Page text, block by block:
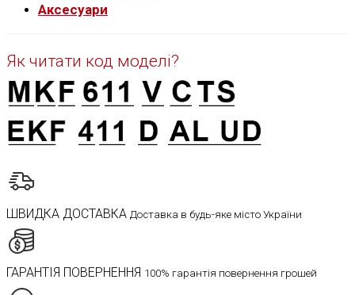
Аксесуари
Як читати код моделі?
ШВИДКА ДОСТАВКА Доставка в будь-яке місто України
ГАРАНТІЯ ПОВЕРНЕННЯ 100% гарантія повернення грошей